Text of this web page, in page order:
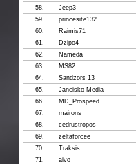
58.
Jeep3
59.
princesite132
60.
Raimis71
61.
Dzipo4
62.
Nameda
63.
MS82
64.
Sandzors 13
65.
Jancisko Media
66.
MD_Prospeed
67.
mairons
68.
cedrustropos
69.
zeltaforcee
70.
Traksis
71.
aivo